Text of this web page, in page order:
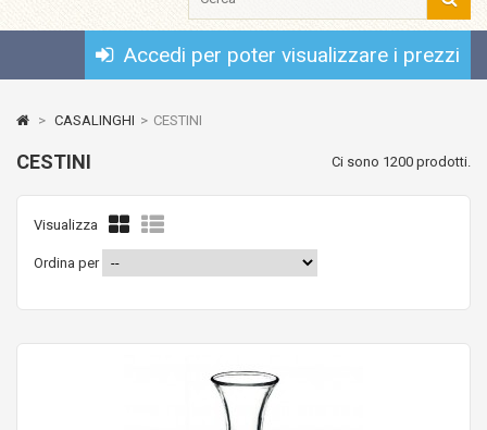
Accedi per poter visualizzare i prezzi
> CASALINGHI > CESTINI
CESTINI Ci sono 1200 prodotti.
Visualizza
Ordina per